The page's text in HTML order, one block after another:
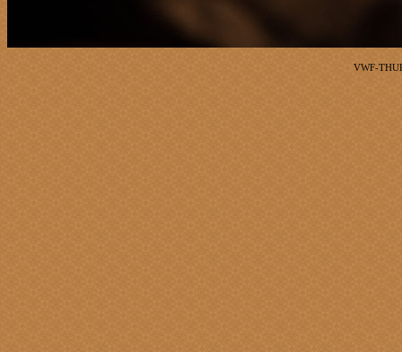
VWF-